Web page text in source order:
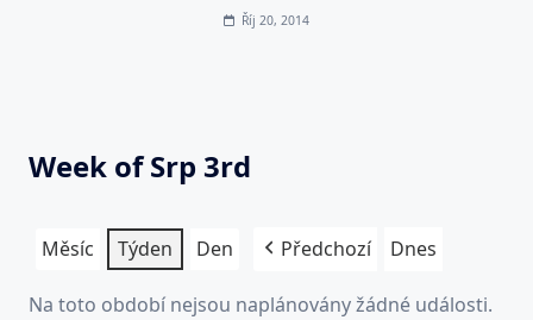
Říj 20, 2014
Week of Srp 3rd
Měsíc Týden Den Předchozí Dnes
Na toto období nejsou naplánovány žádné události.